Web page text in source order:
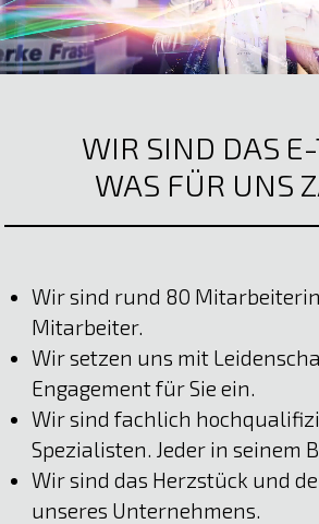
WIR SIND DAS
WAS FÜR UNS
Wir sind rund 80
Mitarbeiter.
Wir setzen uns mit
Engagement für Sie ein.
Wir sind fachlich
Spezialisten. Jeder in seinem
Wir sind das Herzstück und
unseres Unternehmens.